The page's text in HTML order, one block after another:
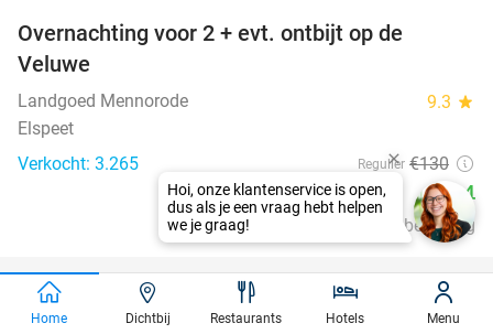
Overnachting voor 2 + evt. ontbijt op de
Veluwe
Landgoed Mennorode 9.3 star
Elspeet
Verkocht: 3.265
Regulier €130
€64
Excl. ca. €2,50 p.p.p.n. toeristenbelasting
53%
3-gangendiner à la carte bij BANKA Heerde
Home Dichtbij Restaurants Hotels Menu